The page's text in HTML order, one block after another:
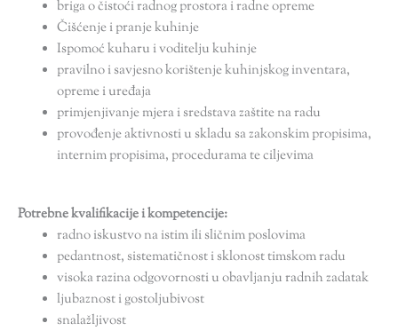
briga o čistoći radnog prostora i radne opreme
Čišćenje i pranje kuhinje
Ispomoć kuharu i voditelju kuhinje
pravilno i savjesno korištenje kuhinjskog inventara,
opreme i uređaja
primjenjivanje mjera i sredstava zaštite na radu
provođenje aktivnosti u skladu sa zakonskim propisima,
internim propisima, procedurama te ciljevima
Potrebne kvalifikacije i kompetencije:
radno iskustvo na istim ili sličnim poslovima
pedantnost, sistematičnost i sklonost timskom radu
visoka razina odgovornosti u obavljanju radnih zadatak
ljubaznost i gostoljubivost
snalažljivost